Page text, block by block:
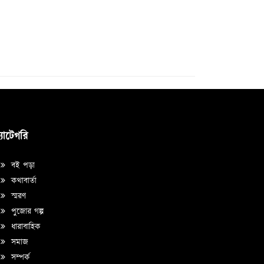
বই পড়া
কথাবার্তা
স্মরণ
পুজোর গল্প
ধারাবাহিক
সমাজ
সম্পর্ক